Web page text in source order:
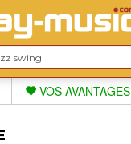
VOS AVANTAGES